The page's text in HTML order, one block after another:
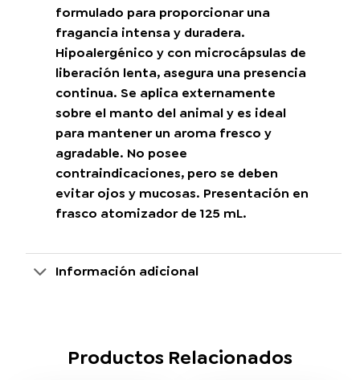
formulado para proporcionar una
fragancia intensa y duradera.
Hipoalergénico y con microcápsulas de
liberación lenta, asegura una presencia
continua. Se aplica externamente
sobre el manto del animal y es ideal
para mantener un aroma fresco y
agradable. No posee
contraindicaciones, pero se deben
evitar ojos y mucosas. Presentación en
frasco atomizador de 125 mL.
Información adicional
Productos Relacionados